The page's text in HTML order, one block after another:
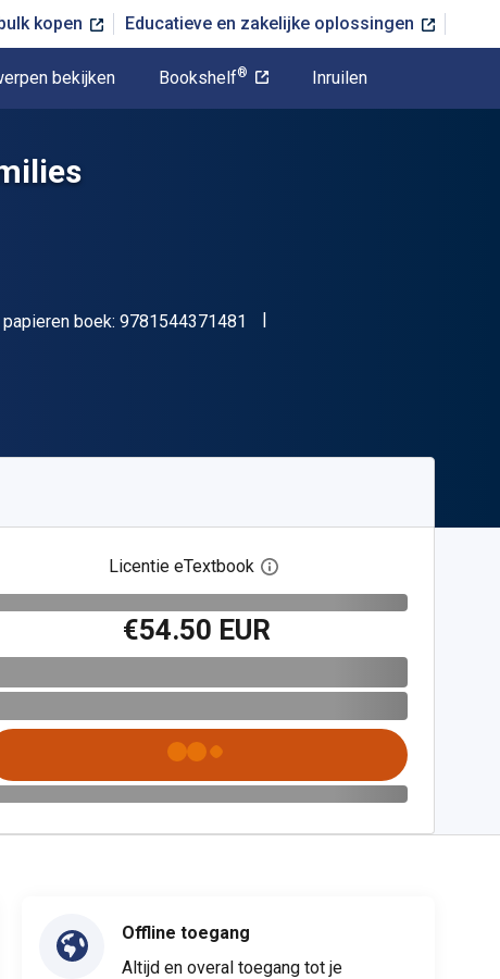
kopen Educatieve en zakelijke oplossingen
bekijken Bookshelf® Inruilen
boek: 9781544371481 "ISBN-13 9781544371481"
Licentie eTextbook Open het dialoogvenster
€54.50 EUR
Offline toegang
Altijd en overal toegang tot je